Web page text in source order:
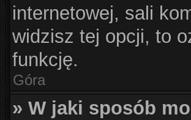
internetowej, sali
widzisz tej opcji, to
funkcję.
Góra
» W jaki sposób